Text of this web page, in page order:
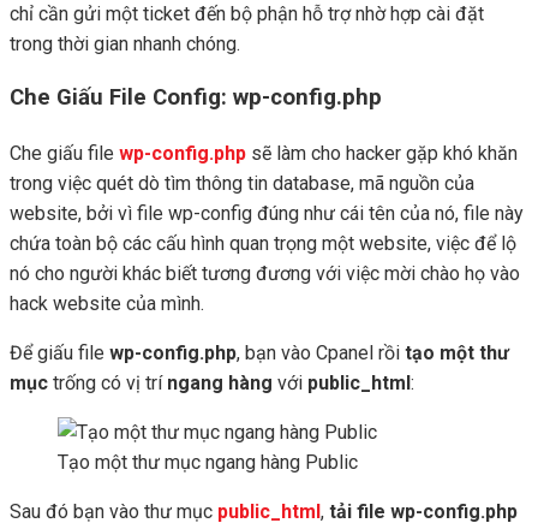
chỉ cần gửi một ticket đến bộ phận hỗ trợ nhờ hợp cài đặt
trong thời gian nhanh chóng.
Che Giấu File Config: wp-config.php
Che giấu file wp-config.php sẽ làm cho hacker gặp khó khăn
trong việc quét dò tìm thông tin database, mã nguồn của
website, bởi vì file wp-config đúng như cái tên của nó, file này
chứa toàn bộ các cấu hình quan trọng một website, việc để lộ
nó cho người khác biết tương đương với việc mời chào họ vào
hack website của mình.
Để giấu file wp-config.php, bạn vào Cpanel rồi tạo một thư
mục trống có vị trí ngang hàng với public_html:
Tạo một thư mục ngang hàng Public
Sau đó bạn vào thư mục public_html, tải file wp-config.php